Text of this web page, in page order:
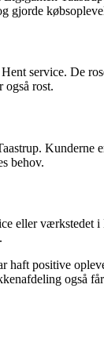
gjorde
service. De
rost.
behov.
eller værkstedet
haft positive
også